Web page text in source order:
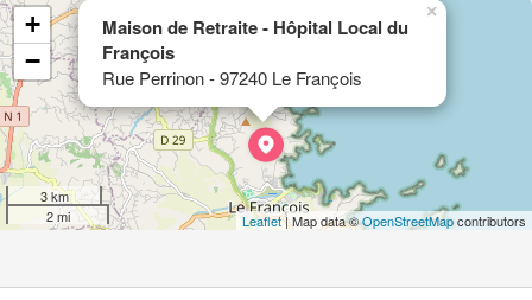
Maison de Retraite - Hôpital Local du
François
Rue Perrinon - 97240 Le François
×
+
−
3 km
2 mi
Leaflet| Map data ©OpenStreetMapcontributors